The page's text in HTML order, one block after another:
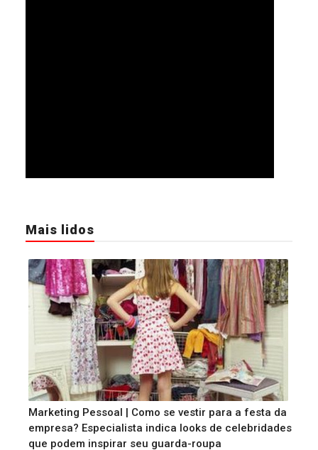
Mais lidos
Marketing Pessoal | Como se vestir para a festa da
empresa? Especialista indica looks de celebridades
que podem inspirar seu guarda-roupa